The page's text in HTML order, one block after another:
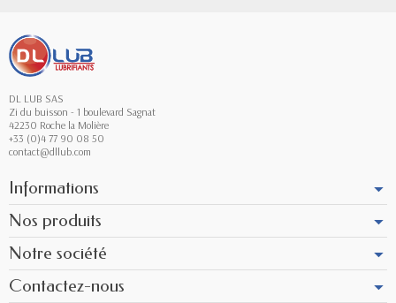
DL LUB SAS
Zi du buisson - 1 boulevard Sagnat
42230 Roche la Molière
+33 (0)4 77 90 08 50
contact@dllub.com
Informations
Nos produits
Notre société
Contactez-nous